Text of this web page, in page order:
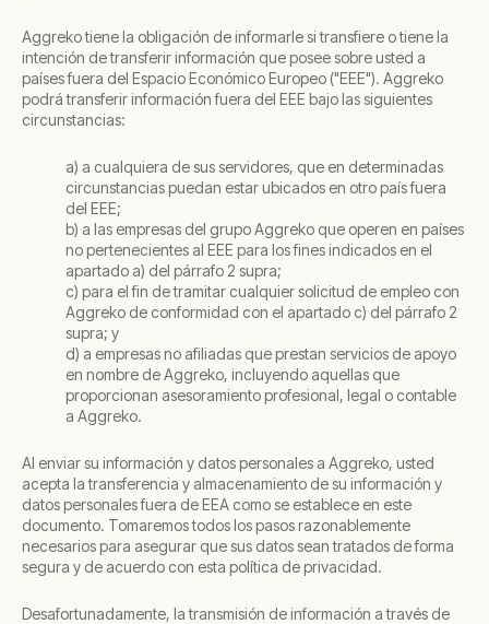
Aggreko tiene la obligación de informarle si transfiere o tiene la
intención de transferir información que posee sobre usted a
países fuera del Espacio Económico Europeo ("EEE"). Aggreko
podrá transferir información fuera del EEE bajo las siguientes
circunstancias:
a) a cualquiera de sus servidores, que en determinadas
circunstancias puedan estar ubicados en otro país fuera
del EEE;
b) a las empresas del grupo Aggreko que operen en países
no pertenecientes al EEE para los fines indicados en el
apartado a) del párrafo 2 supra;
c) para el fin de tramitar cualquier solicitud de empleo con
Aggreko de conformidad con el apartado c) del párrafo 2
supra; y
d) a empresas no afiliadas que prestan servicios de apoyo
en nombre de Aggreko, incluyendo aquellas que
proporcionan asesoramiento profesional, legal o contable
a Aggreko.
Al enviar su información y datos personales a Aggreko, usted
acepta la transferencia y almacenamiento de su información y
datos personales fuera de EEA como se establece en este
documento. Tomaremos todos los pasos razonablemente
necesarios para asegurar que sus datos sean tratados de forma
segura y de acuerdo con esta política de privacidad.
Desafortunadamente, la transmisión de información a través de